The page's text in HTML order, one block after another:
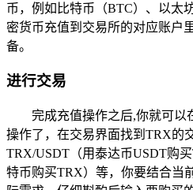
币，例如比特币（BTC）、以太
密货币充值到交易所的对应账户
备。
进行交易
完成充值操作之后,你就可以
操作了，在交易界面找到TRX的
TRX/USDT（用泰达币USDT购
特币购买TRX）等，你要结合当